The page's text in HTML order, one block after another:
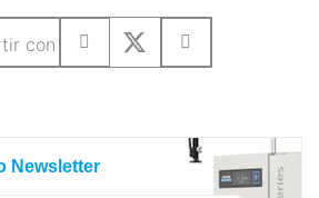
con
Newsletter